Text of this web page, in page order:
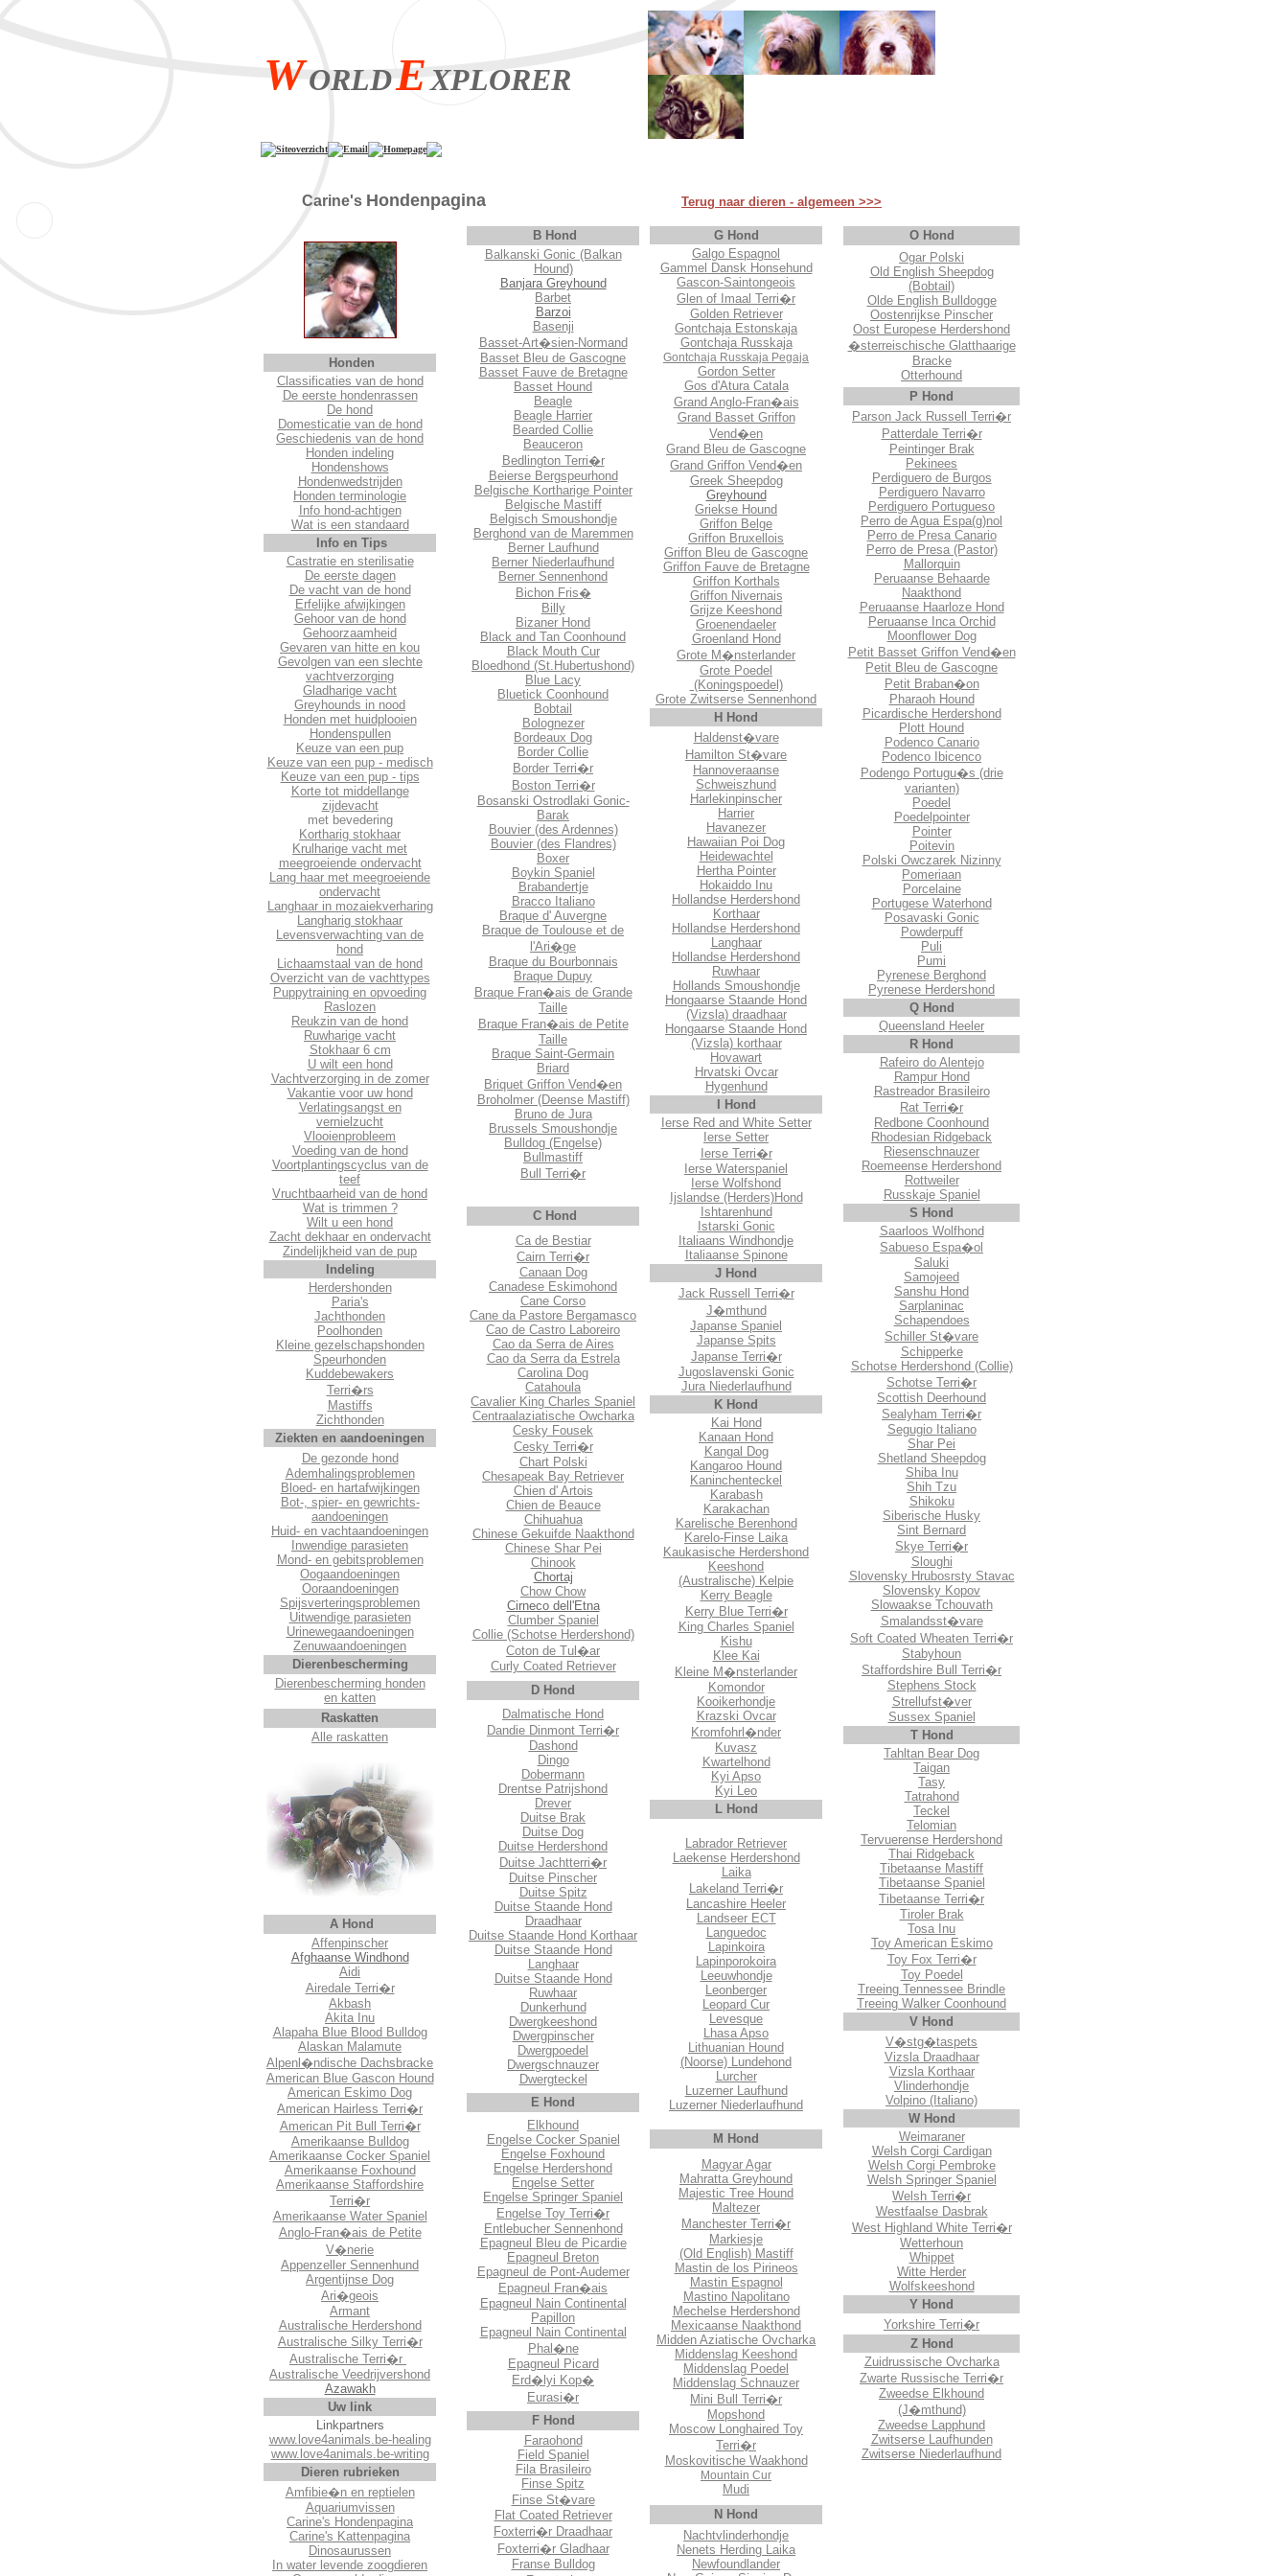
WORLDEXPLORER
Siteoverzicht Email Homepage
Carine's Hondenpagina Terug naar dieren - algemeen >>>
Honden
Classificaties van de hond
De eerste hondenrassen
De hond
Domesticatie van de hond
Geschiedenis van de hond
Honden indeling
Hondenshows
Hondenwedstrijden
Honden terminologie
Info hond-achtigen
Wat is een standaard
Info en Tips
Castratie en sterilisatie
De eerste dagen
De vacht van de hond
Erfelijke afwijkingen
Gehoor van de hond
Gehoorzaamheid
Gevaren van hitte en kou
Gevolgen van een slechte
vachtverzorging
Gladharige vacht
Greyhounds in nood
Honden met huidplooien
Hondenspullen
Keuze van een pup
Keuze van een pup - medisch
Keuze van een pup - tips
Korte tot middellange
zijdevacht
met bevedering
Kortharig stokhaar
Krulharige vacht met
meegroeiende ondervacht
Lang haar met meegroeiende
ondervacht
Langhaar in mozaiekverharing
Langharig stokhaar
Levensverwachting van de
hond
Lichaamstaal van de hond
Overzicht van de vachttypes
Puppytraining en opvoeding
Raslozen
Reukzin van de hond
Ruwharige vacht
Stokhaar 6 cm
U wilt een hond
Vachtverzorging in de zomer
Vakantie voor uw hond
Verlatingsangst en
vernielzucht
Vlooienprobleem
Voeding van de hond
Voortplantingscyclus van de
teef
Vruchtbaarheid van de hond
Wat is trimmen ?
Wilt u een hond
Zacht dekhaar en ondervacht
Zindelijkheid van de pup
Indeling
Herdershonden
Paria's
Jachthonden
Poolhonden
Kleine gezelschapshonden
Speurhonden
Kuddebewakers
Terri�rs
Mastiffs
Zichthonden
Ziekten en aandoeningen
De gezonde hond
Ademhalingsproblemen
Bloed- en hartafwijkingen
Bot-, spier- en gewrichts-
aandoeningen
Huid- en vachtaandoeningen
Inwendige parasieten
Mond- en gebitsproblemen
Oogaandoeningen
Ooraandoeningen
Spijsverteringsproblemen
Uitwendige parasieten
Urinewegaandoeningen
Zenuwaandoeningen
Dierenbescherming
Dierenbescherming honden
en katten
Raskatten
Alle raskatten
A Hond
Affenpinscher
Afghaanse Windhond
Aidi
Airedale Terri�r
Akbash
Akita Inu
Alapaha Blue Blood Bulldog
Alaskan Malamute
Alpenl�ndische Dachsbracke
American Blue Gascon Hound
American Eskimo Dog
American Hairless Terri�r
American Pit Bull Terri�r
Amerikaanse Bulldog
Amerikaanse Cocker Spaniel
Amerikaanse Foxhound
Amerikaanse Staffordshire
Terri�r
Amerikaanse Water Spaniel
Anglo-Fran�ais de Petite
V�nerie
Appenzeller Sennenhund
Argentijnse Dog
Ari�geois
Armant
Australische Herdershond
Australische Silky Terri�r
Australische Terri�r
Australische Veedrijvershond
Azawakh
Uw link
Linkpartners
www.love4animals.be-healing
www.love4animals.be-writing
Dieren rubrieken
Amfibie�n en reptielen
Aquariumvissen
Carine's Hondenpagina
Carine's Kattenpagina
Dinosaurussen
In water levende zoogdieren
B Hond
Balkanski Gonic (Balkan
Hound)
Banjara Greyhound
Barbet
Barzoi
Basenji
Basset-Art�sien-Normand
Basset Bleu de Gascogne
Basset Fauve de Bretagne
Basset Hound
Beagle
Beagle Harrier
Bearded Collie
Beauceron
Bedlington Terri�r
Beierse Bergspeurhond
Belgische Kortharige Pointer
Belgische Mastiff
Belgisch Smoushondje
Berghond van de Maremmen
Berner Laufhund
Berner Niederlaufhund
Berner Sennenhond
Bichon Fris�
Billy
Bizaner Hond
Black and Tan Coonhound
Black Mouth Cur
Bloedhond (St.Hubertushond)
Blue Lacy
Bluetick Coonhound
Bobtail
Bolognezer
Bordeaux Dog
Border Collie
Border Terri�r
Boston Terri�r
Bosanski Ostrodlaki Gonic-
Barak
Bouvier (des Ardennes)
Bouvier (des Flandres)
Boxer
Boykin Spaniel
Brabandertje
Bracco Italiano
Braque d' Auvergne
Braque de Toulouse et de
l'Ari�ge
Braque du Bourbonnais
Braque Dupuy
Braque Fran�ais de Grande
Taille
Braque Fran�ais de Petite
Taille
Braque Saint-Germain
Briard
Briquet Griffon Vend�en
Broholmer (Deense Mastiff)
Bruno de Jura
Brussels Smoushondje
Bulldog (Engelse)
Bullmastiff
Bull Terri�r
C Hond
Ca de Bestiar
Cairn Terri�r
Canaan Dog
Canadese Eskimohond
Cane Corso
Cane da Pastore Bergamasco
Cao de Castro Laboreiro
Cao da Serra de Aires
Cao da Serra da Estrela
Carolina Dog
Catahoula
Cavalier King Charles Spaniel
Centraalaziatische Owcharka
Cesky Fousek
Cesky Terri�r
Chart Polski
Chesapeak Bay Retriever
Chien d' Artois
Chien de Beauce
Chihuahua
Chinese Gekuifde Naakthond
Chinese Shar Pei
Chinook
Chortaj
Chow Chow
Cirneco dell'Etna
Clumber Spaniel
Collie (Schotse Herdershond)
Coton de Tul�ar
Curly Coated Retriever
D Hond
Dalmatische Hond
Dandie Dinmont Terri�r
Dashond
Dingo
Dobermann
Drentse Patrijshond
Drever
Duitse Brak
Duitse Dog
Duitse Herdershond
Duitse Jachtterri�r
Duitse Pinscher
Duitse Spitz
Duitse Staande Hond
Draadhaar
Duitse Staande Hond Korthaar
Duitse Staande Hond
Langhaar
Duitse Staande Hond
Ruwhaar
Dunkerhund
Dwergkeeshond
Dwergpinscher
Dwergpoedel
Dwergschnauzer
Dwergteckel
E Hond
Elkhound
Engelse Cocker Spaniel
Engelse Foxhound
Engelse Herdershond
Engelse Setter
Engelse Springer Spaniel
Engelse Toy Terri�r
Entlebucher Sennenhond
Epagneul Bleu de Picardie
Epagneul Breton
Epagneul de Pont-Audemer
Epagneul Fran�ais
Epagneul Nain Continental
Papillon
Epagneul Nain Continental
Phal�ne
Epagneul Picard
Erd�lyi Kop�
Eurasi�r
F Hond
Faraohond
Field Spaniel
Fila Brasileiro
Finse Spitz
Finse St�vare
Flat Coated Retriever
Foxterri�r Draadhaar
Foxterri�r Gladhaar
Franse Bulldog
G Hond
Galgo Espagnol
Gammel Dansk Honsehund
Gascon-Saintongeois
Glen of Imaal Terri�r
Golden Retriever
Gontchaja Estonskaja
Gontchaja Russkaja
Gontchaja Russkaja Pegaja
Gordon Setter
Gos d'Atura Catala
Grand Anglo-Fran�ais
Grand Basset Griffon
Vend�en
Grand Bleu de Gascogne
Grand Griffon Vend�en
Greek Sheepdog
Greyhound
Griekse Hound
Griffon Belge
Griffon Bruxellois
Griffon Bleu de Gascogne
Griffon Fauve de Bretagne
Griffon Korthals
Griffon Nivernais
Grijze Keeshond
Groenendaeler
Groenland Hond
Grote M�nsterlander
Grote Poedel
(Koningspoedel)
Grote Zwitserse Sennenhond
H Hond
Haldenst�vare
Hamilton St�vare
Hannoveraanse
Schweiszhund
Harlekinpinscher
Harrier
Havanezer
Hawaiian Poi Dog
Heidewachtel
Hertha Pointer
Hokaiddo Inu
Hollandse Herdershond
Korthaar
Hollandse Herdershond
Langhaar
Hollandse Herdershond
Ruwhaar
Hollands Smoushondje
Hongaarse Staande Hond
(Vizsla) draadhaar
Hongaarse Staande Hond
(Vizsla) korthaar
Hovawart
Hrvatski Ovcar
Hygenhund
I Hond
Ierse Red and White Setter
Ierse Setter
Ierse Terri�r
Ierse Waterspaniel
Ierse Wolfshond
Ijslandse (Herders)Hond
Ishtarenhund
Istarski Gonic
Italiaans Windhondje
Italiaanse Spinone
J Hond
Jack Russell Terri�r
J�mthund
Japanse Spaniel
Japanse Spits
Japanse Terri�r
Jugoslavenski Gonic
Jura Niederlaufhund
K Hond
Kai Hond
Kanaan Hond
Kangal Dog
Kangaroo Hound
Kaninchenteckel
Karabash
Karakachan
Karelische Berenhond
Karelo-Finse Laika
Kaukasische Herdershond
Keeshond
(Australische) Kelpie
Kerry Beagle
Kerry Blue Terri�r
King Charles Spaniel
Kishu
Klee Kai
Kleine M�nsterlander
Komondor
Kooikerhondje
Krazski Ovcar
Kromfohrl�nder
Kuvasz
Kwartelhond
Kyi Apso
Kyi Leo
L Hond
Labrador Retriever
Laekense Herdershond
Laika
Lakeland Terri�r
Lancashire Heeler
Landseer ECT
Languedoc
Lapinkoira
Lapinporokoira
Leeuwhondje
Leonberger
Leopard Cur
Levesque
Lhasa Apso
Lithuanian Hound
(Noorse) Lundehond
Lurcher
Luzerner Laufhund
Luzerner Niederlaufhund
M Hond
Magyar Agar
Mahratta Greyhound
Majestic Tree Hound
Maltezer
Manchester Terri�r
Markiesje
(Old English) Mastiff
Mastin de los Pirineos
Mastin Espagnol
Mastino Napolitano
Mechelse Herdershond
Mexicaanse Naakthond
Midden Aziatische Ovcharka
Middenslag Keeshond
Middenslag Poedel
Middenslag Schnauzer
Mini Bull Terri�r
Mopshond
Moscow Longhaired Toy
Terri�r
Moskovitische Waakhond
Mountain Cur
Mudi
N Hond
Nachtvlinderhondje
Nenets Herding Laika
Newfoundlander
O Hond
Ogar Polski
Old English Sheepdog
(Bobtail)
Olde English Bulldogge
Oostenrijkse Pinscher
Oost Europese Herdershond
�sterreischische Glatthaarige
Bracke
Otterhound
P Hond
Parson Jack Russell Terri�r
Patterdale Terri�r
Peintinger Brak
Pekinees
Perdiguero de Burgos
Perdiguero Navarro
Perdiguero Portugueso
Perro de Agua Espa(g)nol
Perro de Presa Canario
Perro de Presa (Pastor)
Mallorquin
Peruaanse Behaarde
Naakthond
Peruaanse Haarloze Hond
Peruaanse Inca Orchid
Moonflower Dog
Petit Basset Griffon Vend�en
Petit Bleu de Gascogne
Petit Braban�on
Pharaoh Hound
Picardische Herdershond
Plott Hound
Podenco Canario
Podenco Ibicenco
Podengo Portugu�s (drie
varianten)
Poedel
Poedelpointer
Pointer
Poitevin
Polski Owczarek Nizinny
Pomeriaan
Porcelaine
Portugese Waterhond
Posavaski Gonic
Powderpuff
Puli
Pumi
Pyrenese Berghond
Pyrenese Herdershond
Q Hond
Queensland Heeler
R Hond
Rafeiro do Alentejo
Rampur Hond
Rastreador Brasileiro
Rat Terri�r
Redbone Coonhound
Rhodesian Ridgeback
Riesenschnauzer
Roemeense Herdershond
Rottweiler
Russkaje Spaniel
S Hond
Saarloos Wolfhond
Sabueso Espa�ol
Saluki
Samojeed
Sanshu Hond
Sarplaninac
Schapendoes
Schiller St�vare
Schipperke
Schotse Herdershond (Collie)
Schotse Terri�r
Scottish Deerhound
Sealyham Terri�r
Segugio Italiano
Shar Pei
Shetland Sheepdog
Shiba Inu
Shih Tzu
Shikoku
Siberische Husky
Sint Bernard
Skye Terri�r
Sloughi
Slovensky Hrubosrsty Stavac
Slovensky Kopov
Slowaakse Tchouvath
Smalandsst�vare
Soft Coated Wheaten Terri�r
Stabyhoun
Staffordshire Bull Terri�r
Stephens Stock
Strellufst�ver
Sussex Spaniel
T Hond
Tahltan Bear Dog
Taigan
Tasy
Tatrahond
Teckel
Telomian
Tervuerense Herdershond
Thai Ridgeback
Tibetaanse Mastiff
Tibetaanse Spaniel
Tibetaanse Terri�r
Tiroler Brak
Tosa Inu
Toy American Eskimo
Toy Fox Terri�r
Toy Poedel
Treeing Tennessee Brindle
Treeing Walker Coonhound
V Hond
V�stg�taspets
Vizsla Draadhaar
Vizsla Korthaar
Vlinderhondje
Volpino (Italiano)
W Hond
Weimaraner
Welsh Corgi Cardigan
Welsh Corgi Pembroke
Welsh Springer Spaniel
Welsh Terri�r
Westfaalse Dasbrak
West Highland White Terri�r
Wetterhoun
Whippet
Witte Herder
Wolfskeeshond
Y Hond
Yorkshire Terri�r
Z Hond
Zuidrussische Ovcharka
Zwarte Russische Terri�r
Zweedse Elkhound
(J�mthund)
Zweedse Lapphund
Zwitserse Laufhunden
Zwitserse Niederlaufhund